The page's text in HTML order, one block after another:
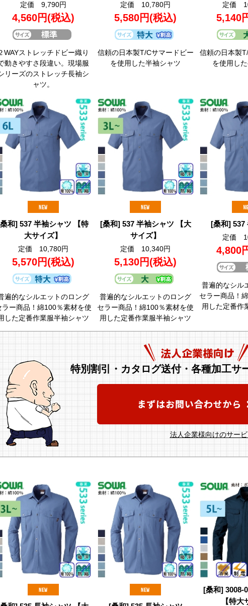
定価 9,790円
4,560円(税込)
WAYストレッチドビー織り
動きやすさ段違い。現場服
リーズのストレッチ長袖シ
ャツ。
定価 10,780円
5,580円(税込)
信頼の日本製T/Cサマードビー
を使用した半袖シャツ
定価
5,140
信頼の日本製
を使用し
和] 537 半袖シャツ 【特
大サイズ】
定価 10,780円
5,570円(税込)
遍的なシルエットのロング
ラー商品！綿100％素材を使
した定番作業服半袖シャツ
[桑和] 537 半袖シャツ 【大
サイズ】
定価 10,340円
5,130円(税込)
普遍的なシルエットのロング
セラー商品！綿100％素材を使
用した定番作業服半袖シャツ
[桑和] 537
定価
4,800
普遍的なシル
セラー商品！
用した定番作
特別割引・カタログ送付・各種加工サ
法人企業様向けのサー
[桑和] 3008-
【特大